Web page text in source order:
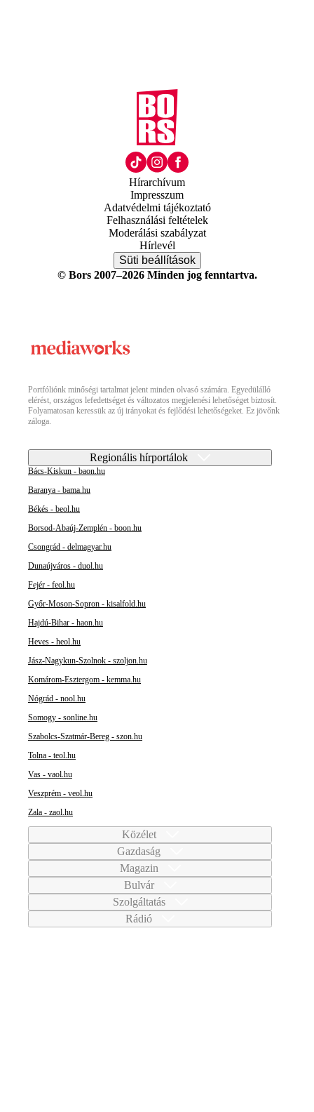
Hírarchívum
Impresszum
Adatvédelmi tájékoztató
Felhasználási feltételek
Moderálási szabályzat
Hírlevél
Süti beállítások
© Bors 2007–2026 Minden jog fenntartva.
Portfóliónk minőségi tartalmat jelent minden olvasó számára. Egyedülálló
elérést, országos lefedettséget és változatos megjelenési lehetőséget biztosít.
Folyamatosan keressük az új irányokat és fejlődési lehetőségeket. Ez jövőnk
záloga.
Regionális hírportálok
Bács-Kiskun - baon.hu
Baranya - bama.hu
Békés - beol.hu
Borsod-Abaúj-Zemplén - boon.hu
Csongrád - delmagyar.hu
Dunaújváros - duol.hu
Fejér - feol.hu
Győr-Moson-Sopron - kisalfold.hu
Hajdú-Bihar - haon.hu
Heves - heol.hu
Jász-Nagykun-Szolnok - szoljon.hu
Komárom-Esztergom - kemma.hu
Nógrád - nool.hu
Somogy - sonline.hu
Szabolcs-Szatmár-Bereg - szon.hu
Tolna - teol.hu
Vas - vaol.hu
Veszprém - veol.hu
Zala - zaol.hu
Közélet
Gazdaság
Magazin
Bulvár
Szolgáltatás
Rádió